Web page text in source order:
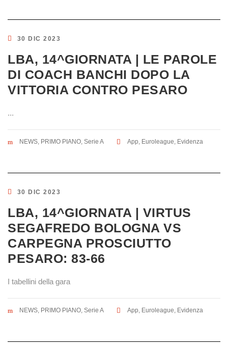
30 DIC 2023
LBA, 14^GIORNATA | LE PAROLE
DI COACH BANCHI DOPO LA
VITTORIA CONTRO PESARO
...
NEWS, PRIMO PIANO, Serie A App, Euroleague, Evidenza
30 DIC 2023
LBA, 14^GIORNATA | VIRTUS
SEGAFREDO BOLOGNA VS
CARPEGNA PROSCIUTTO
PESARO: 83-66
I tabellini della gara
NEWS, PRIMO PIANO, Serie A App, Euroleague, Evidenza